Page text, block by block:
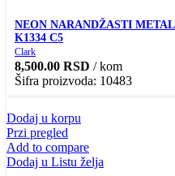
NEON NARANDŽASTI
K1334 C5
Clark
8,500.00 RSD / kom
Šifra proizvoda: 10483
Dodaj u korpu
Przi pregled
Add to compare
Dodaj u Listu želja